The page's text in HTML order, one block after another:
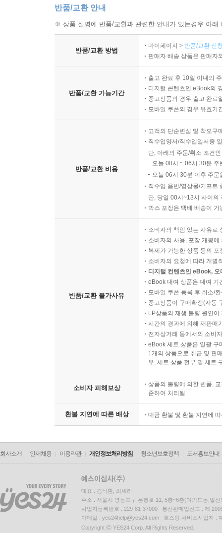
반품/교환 안내
※ 상품 설명에 반품/교환과 관련한 안내가 있는경우 아
반품/교환 방법
마이페이지 > 반품/교환 신
판매자 배송 상품은 판매자
반품/교환 가능기간
출고 완료 후 10일 이내의
디지털 콘텐츠인 eBook의
중고상품의 경우 출고 완료
모바일 쿠폰의 경우 유효기
반품/교환 비용
고객의 단순변심 및 착오구
직수입양서/직수입일서중
단, 아래의 주문/취소 조건
오늘 00시 ~ 06시 30분
오늘 06시 30분 이후 주
직수입 음반/영상물/기프트
단, 당일 00시~13시 사이의
박스 포장은 택배 배송이
반품/교환 불가사유
소비자의 책임 있는 사유로
소비자의 사용, 포장 개봉
복제가 가능한 상품 등의
소비자의 요청에 따라 개별
디지털 컨텐츠인 eBook,
eBook 대여 상품은 대여 기
모바일 쿠폰 등록 후 취소/
중고상품이 구매확정(자동
LP상품의 재생 불량 원인
시간의 경과에 의해 재판매
전자상거래 등에서의 소비
eBook 세트 상품은 일괄 구
1개의 상품으로 취급 및 판
우, 세트 상품 전부 및 세트
소비자 피해보상
상품의 불량에 의한 반품,
준하여 처리됨
환불 지연에 따른 배상 대금 환불 및 환불 지연에
회사소개 인재채용 이용약관 개인정보처리방침 청소년보호정책 도서홍보안내
대표 : 김석환, 최세라
주소 : 서울시 영등포구 은행로 11, 5층~6층(여의도동,일신
사업자등록번호 : 229-81-37000 통신판매업신고 : 제
이메일 : yes24help@yes24.com 호스팅 서비스사업자 :
Copyright ⓒ YES24 Corp. All Rights Reserved.